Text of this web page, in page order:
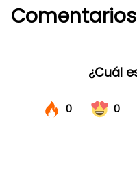
Comentarios